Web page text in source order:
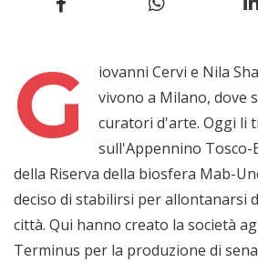
G
iovanni Cervi e Nila
vivono a Milano, dove
curatori d'arte. Oggi li
sull'Appennino
della Riserva della biosfera Mab-
deciso di stabilirsi per allontanarsi
città. Qui hanno creato la società
Terminus per la produzione di